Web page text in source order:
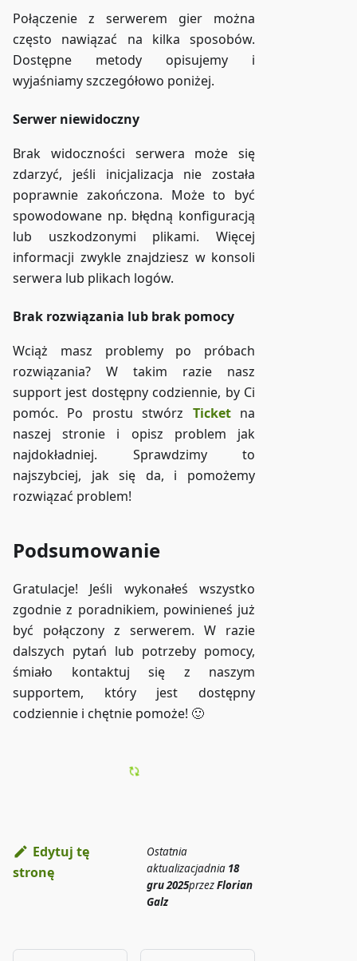
Połączenie z serwerem gier można
często nawiązać na kilka sposobów.
Dostępne metody opisujemy i
wyjaśniamy szczegółowo poniżej.
Serwer niewidoczny
Brak widoczności serwera może się
zdarzyć, jeśli inicjalizacja nie została
poprawnie zakończona. Może to być
spowodowane np. błędną konfiguracją
lub uszkodzonymi plikami. Więcej
informacji zwykle znajdziesz w konsoli
serwera lub plikach logów.
Brak rozwiązania lub brak pomocy
Wciąż masz problemy po próbach
rozwiązania? W takim razie nasz
support jest dostępny codziennie, by Ci
pomóc. Po prostu stwórz Ticketna
naszej stronie i opisz problem jak
najdokładniej. Sprawdzimy to
najszybciej, jak się da, i pomożemy
rozwiązać problem!
Podsumowanie
Gratulacje! Jeśli wykonałeś wszystko
zgodnie z poradnikiem, powinieneś już
być połączony z serwerem. W razie
dalszych pytań lub potrzeby pomocy,
śmiało kontaktuj się z naszym
supportem, który jest dostępny
codziennie i chętnie pomoże! 🙂
Edytuj tę
stronę
Ostatnia
aktualizacjadnia 18
gru 2025przezFlorian
Galz